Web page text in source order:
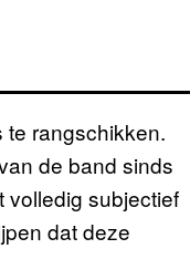
te rangschikken.
de band sinds
volledig subjectief
dat deze